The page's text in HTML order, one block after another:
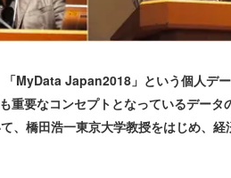
MyData Japan2018」という個人デ
重要なコンセプトとなっているデータ
、橋田浩一東京大学教授をはじめ、経